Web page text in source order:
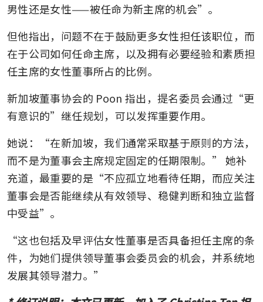
男性还是女性——被任命为新主席的机会”。
但他指出，问题不在于鼓励更多女性担任该职位，而
在于公司如何任命主席，以及拥有必要经验和素质担
任主席的女性董事所占的比例。
新加坡董事协会的 Poon 指出，提名委员会通过“更
有意识的”继任规划，可以发挥重要作用。
她说：“在新加坡，我们通常采取基于原则的方法，
而不是为董事会主席规定固定的任期限制。” 她补
充道，最重要的是“不应孤立地看待任期，而应关注
董事会是否能继续从有效领导、稳健判断和独立监督
中受益”。
“这也包括及早评估女性董事是否具备担任主席的条
件，为她们提供领导董事会委员会的机会，并系统地
发展其领导潜力。”